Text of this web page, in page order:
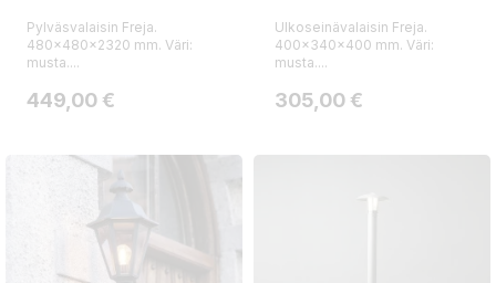
Pylväsvalaisin Freja.
480x480x2320 mm. Väri:
musta....
Hinta
449,00 €
Ulkoseinävalaisin Freja.
400x340x400 mm. Väri:
musta....
Hinta
305,00 €